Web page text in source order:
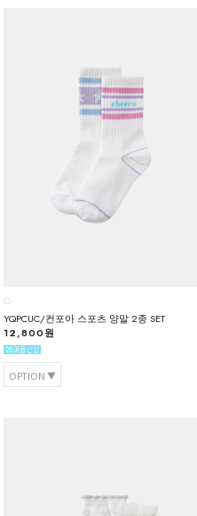
YQPCUC/컨포아 스포츠 양말 2종 SET
12,800원
OPTION